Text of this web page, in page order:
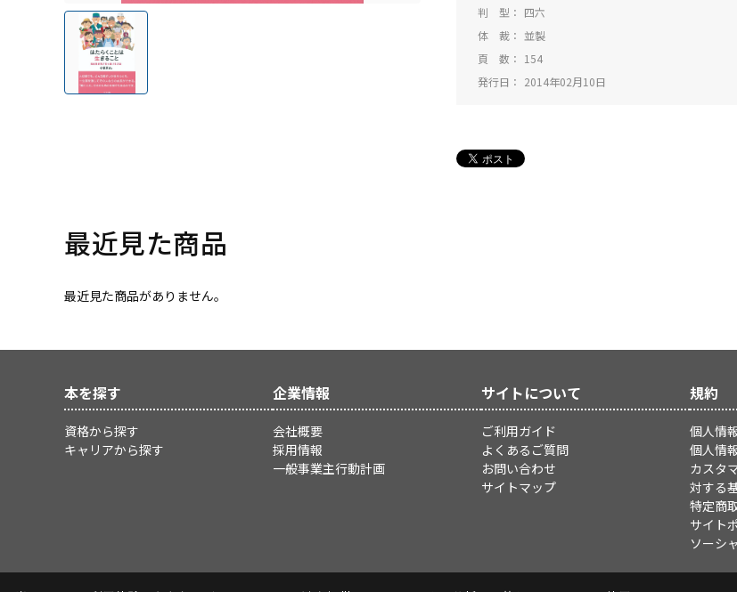
判 型
四六
体 裁
並製
頁 数
154
発行日
2014年02月10日
最近見た商品
最近見た商品がありません。
本を探す
資格から探す
キャリアから探す
企業情報
会社概要
採用情報
一般事業主行動計画
サイトについて
ご利用ガイド
よくあるご質問
お問い合わせ
サイトマップ
規約
個人情
個人情
カスタ
対する
特定商
サイト
ソーシ